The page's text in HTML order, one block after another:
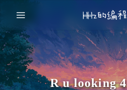
R u looking